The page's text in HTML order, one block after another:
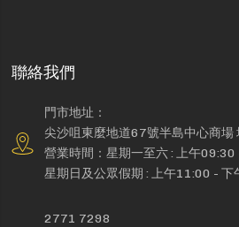
聯絡我們
門市地址：
尖沙咀東麼地道67號半島中心商場
營業時間：星期一至六 : 上午09:30
星期日及公眾假期 : 上午11:00 - 下
2771 7298